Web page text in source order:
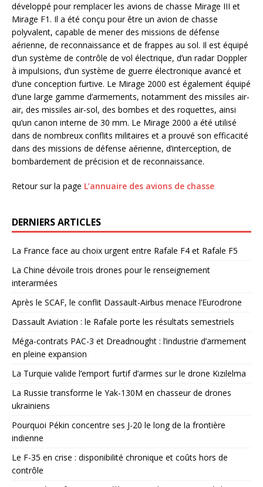
développé pour remplacer les avions de chasse Mirage III et
Mirage F1. Il a été conçu pour être un avion de chasse
polyvalent, capable de mener des missions de défense
aérienne, de reconnaissance et de frappes au sol. Il est équipé
d’un système de contrôle de vol électrique, d’un radar Doppler
à impulsions, d’un système de guerre électronique avancé et
d’une conception furtive. Le Mirage 2000 est également équipé
d’une large gamme d’armements, notamment des missiles air-
air, des missiles air-sol, des bombes et des roquettes, ainsi
qu’un canon interne de 30 mm. Le Mirage 2000 a été utilisé
dans de nombreux conflits militaires et a prouvé son efficacité
dans des missions de défense aérienne, d’interception, de
bombardement de précision et de reconnaissance.
Retour sur la page L’annuaire des avions de chasse
DERNIERS ARTICLES
La France face au choix urgent entre Rafale F4 et Rafale F5
La Chine dévoile trois drones pour le renseignement
interarmées
Après le SCAF, le conflit Dassault-Airbus menace l’Eurodrone
Dassault Aviation : le Rafale porte les résultats semestriels
Méga-contrats PAC-3 et Dreadnought : l’industrie d’armement
en pleine expansion
La Turquie valide l’emport furtif d’armes sur le drone Kızılelma
La Russie transforme le Yak-130M en chasseur de drones
ukrainiens
Pourquoi Pékin concentre ses J-20 le long de la frontière
indienne
Le F-35 en crise : disponibilité chronique et coûts hors de
contrôle